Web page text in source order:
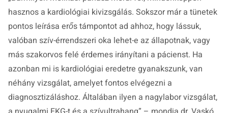
hasznos a kardiológiai kivizsgálás. Sokszor már a tünetek
pontos leírása erős támpontot ad ahhoz, hogy lássuk,
valóban szív-érrendszeri oka lehet-e az állapotnak, vagy
más szakorvos felé érdemes irányítani a pácienst. Ha
azonban mi is kardiológiai eredetre gyanakszunk, van
néhány vizsgálat, amelyet fontos elvégezni a
diagnosztizáláshoz. Általában ilyen a nagylabor vizsgálat,